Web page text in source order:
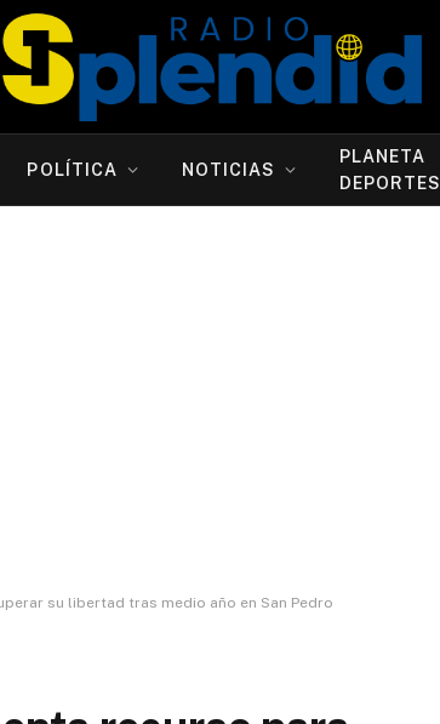
POLÍTICA NOTICIAS
PLANETA
DEPORTES
su libertad tras medio año en San Pedro